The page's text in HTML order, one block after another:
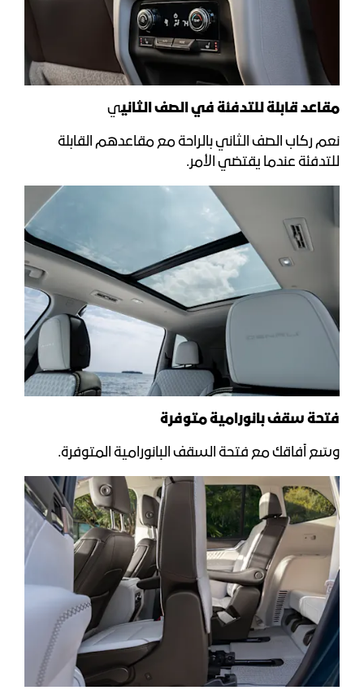
مقاعد قابلة للتدفئة في الصف الثانيي
نعم ركاب الصف الثاني بالراحة مع مقاعدهم القابلة
للتدفئة عندما يقتضي الأمر.
فتحة سقف بانورامية متوفرة
وسّع آفاقك مع فتحة السقف البانورامية المتوفرة.